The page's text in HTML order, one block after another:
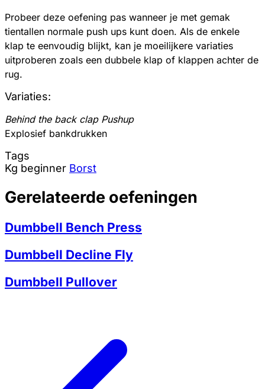
Probeer deze oefening pas wanneer je met gemak
tientallen normale push ups kunt doen. Als de enkele
klap te eenvoudig blijkt, kan je moeilijkere variaties
uitproberen zoals een dubbele klap of klappen achter de
rug.
Variaties:
Behind the back clap Pushup
Explosief bankdrukken
Tags
Kg beginner Borst
Gerelateerde oefeningen
Dumbbell Bench Press
Dumbbell Decline Fly
Dumbbell Pullover